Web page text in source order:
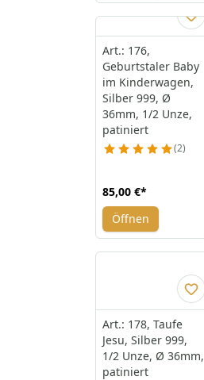
Art.: 176,
Geburtstaler Baby
im Kinderwagen,
Silber 999, Ø
36mm, 1/2 Unze,
patiniert
2
85,00 €*
Öffnen
Art.: 178, Taufe
Jesu, Silber 999,
1/2 Unze, Ø 36mm,
patiniert